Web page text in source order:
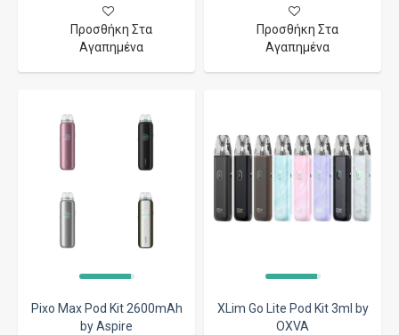
Προσθήκη Στα
Αγαπημένα
Προσθήκη Στα
Αγαπημένα
Pixo Max Pod Kit 2600mAh
by Aspire
XLim Go Lite Pod Kit 3ml by
OXVA